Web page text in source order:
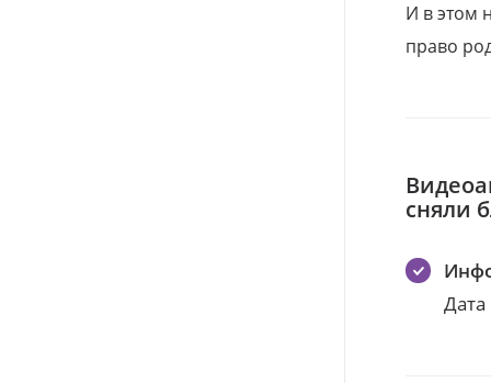
И в этом
право
сняли